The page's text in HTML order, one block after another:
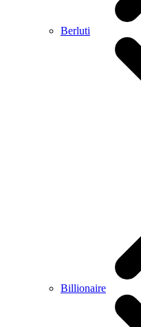
Berluti
Billionaire